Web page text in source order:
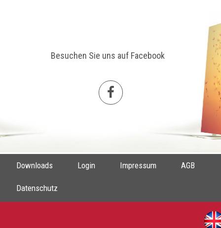
Besuchen Sie uns auf Facebook
Downloads Login Impressum AGB
Datenschutz